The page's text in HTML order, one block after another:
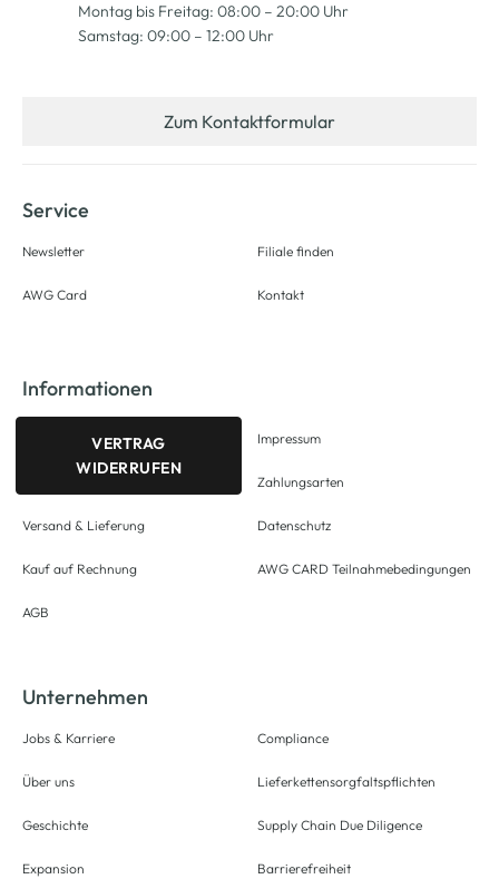
Montag bis Freitag: 08:00 – 20:00 Uhr
Samstag: 09:00 – 12:00 Uhr
Zum Kontaktformular
Service
Newsletter
AWG Card
Filiale finden
Kontakt
Informationen
VERTRAG
WIDERRUFEN
Versand & Lieferung
Kauf auf Rechnung
AGB
Impressum
Zahlungsarten
Datenschutz
AWG CARD Teilnahmebedingungen
Unternehmen
Jobs & Karriere
Über uns
Geschichte
Expansion
Compliance
Lieferkettensorgfaltspflichten
Supply Chain Due Diligence
Barrierefreiheit